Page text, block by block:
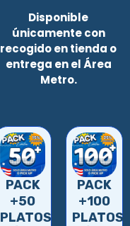
Disponible
únicamente con
recogido en tienda o
entrega en el Área
Metro.
PACK
+50
PLATOS
PACK
+100
PLATOS